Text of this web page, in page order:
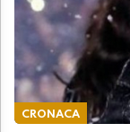
CRONACA